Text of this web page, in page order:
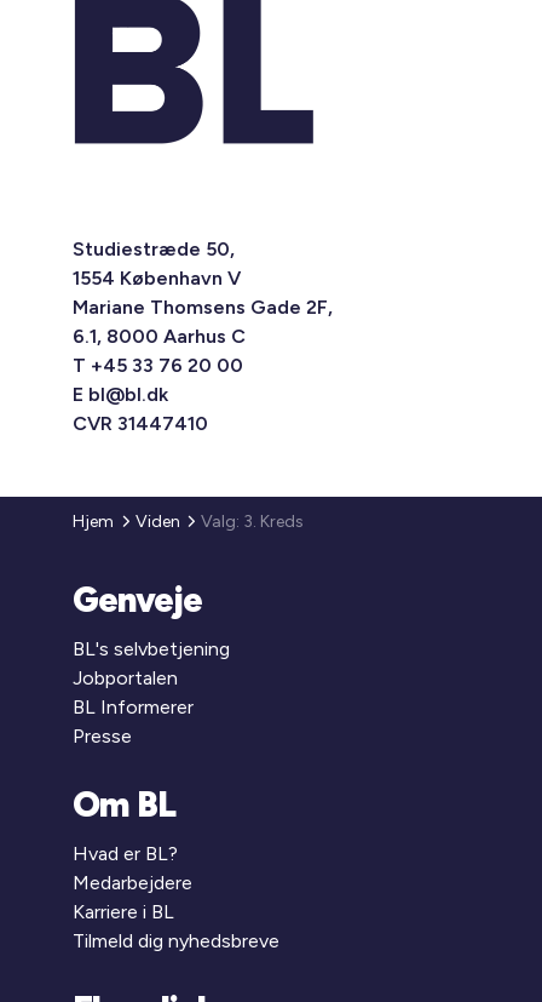
Studiestræde 50,
1554 København V
Mariane Thomsens Gade 2F,
6.1, 8000 Aarhus C
T +45 33 76 20 00
E bl@bl.dk
CVR 31447410
Hjem Viden Valg: 3. Kreds
Genveje
BL's selvbetjening
Jobportalen
BL Informerer
Presse
Om BL
Hvad er BL?
Medarbejdere
Karriere i BL
Tilmeld dig nyhedsbreve